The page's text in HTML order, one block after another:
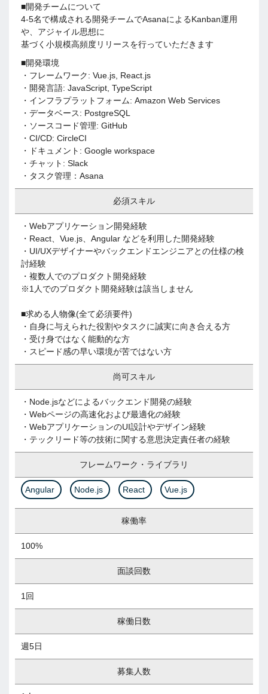
■開発チームについて
4-5名で構成される開発チームでAsanaによるKanban運用
や、アジャイル思想に
基づく小規模高頻度リリースを行っていただきます
■開発環境
・フレームワーク: Vue.js, React.js
・開発言語: JavaScript, TypeScript
・インフラプラットフォーム: Amazon Web Services
・データベース: PostgreSQL
・ソースコード管理: GitHub
・CI/CD: CircleCI
・ドキュメント: Google workspace
・チャット: Slack
・タスク管理：Asana
必須スキル
・Webアプリケーション開発経験
・React、Vue.js、Angular などを利用した開発経験
・UI/UXデザイナーやバックエンドエンジニアとの仕様の検
討経験
・複数人でのプロダクト開発経験
※1人でのプロダクト開発経験は該当しません
■求める人物像(全て必須要件)
・自身に与えられた役割やタスクに誠実に向き合える方
・受け身ではなく能動的な方
・スピード感の早い環境が苦ではない方
尚可スキル
・Node.jsなどによるバックエンド開発の経験
・Webページの高速化および最適化の経験
・WebアプリケーションのUI設計やデザイン経験
・テックリード等の技術に関する意思決定責任者の経験
フレームワーク・ライブラリ
Angular Node.js React Vue.js
稼働率
100%
面談回数
1回
稼働日数
週5日
募集人数